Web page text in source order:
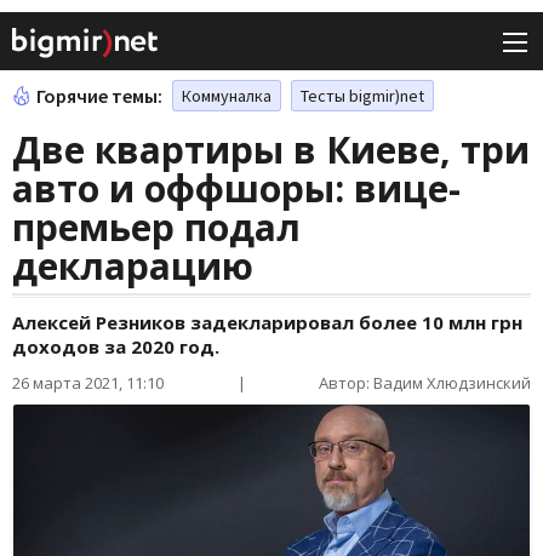
Горячие темы: Коммуналка Тесты bigmir)net
Две квартиры в Киеве, три
авто и оффшоры: вице-
премьер подал
декларацию
Алексей Резников задекларировал более 10 млн грн
доходов за 2020 год.
26 марта 2021, 11:10 | Автор: Вадим Хлюдзинский